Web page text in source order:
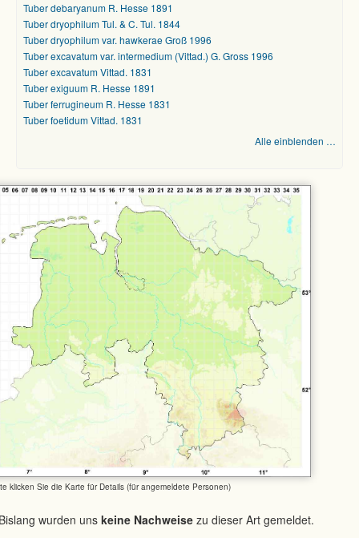
Tuber debaryanum R. Hesse 1891
Tuber dryophilum Tul. & C. Tul. 1844
Tuber dryophilum var. hawkerae Groß 1996
Tuber excavatum var. intermedium (Vittad.) G. Gross 1996
Tuber excavatum Vittad. 1831
Tuber exiguum R. Hesse 1891
Tuber ferrugineum R. Hesse 1831
Tuber foetidum Vittad. 1831
Alle einblenden …
klicken Sie die Karte für Details (für angemeldete Personen)
wurden uns keine Nachweise zu dieser Art gemeldet.